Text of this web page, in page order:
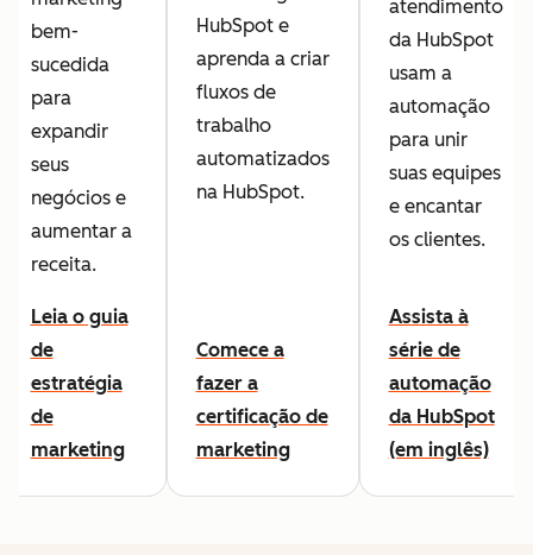
bem-
sucedida
para
expandir
seus
negócios e
aumentar a
receita.
Leia o guia
de
estratégia
de
marketing
HubSpot e
aprenda a criar
fluxos de
trabalho
automatizados
na HubSpot.
Comece a
fazer a
certificação de
marketing
atendimento
da HubSpot
usam a
automação
para unir
suas equipes
e encantar
os clientes.
Assista à
série de
automação
da HubSpot
(em inglês)